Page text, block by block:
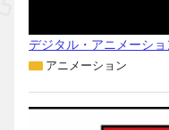
デジタル・アニメーシ
アニメーション